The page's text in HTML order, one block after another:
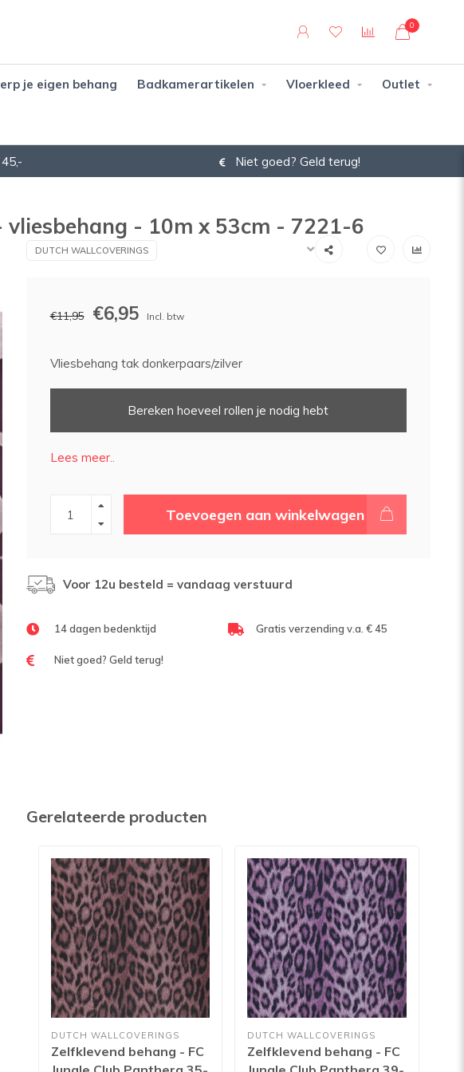
0
je eigen behang Badkamerartikelen Vloerkleed Outlet
Niet goed? Geld terug!
- 10m x 53cm - 7221-6
DUTCH WALLCOVERINGS
€11,95 €6,95 Incl. btw
Vliesbehang tak donkerpaars/zilver
Bereken hoeveel rollen je nodig hebt
Lees meer..
Toevoegen aan winkelwagen
Voor 12u besteld = vandaag verstuurd
14 dagen bedenktijd Gratis verzending v.a. € 45
Niet goed? Geld terug!
Gerelateerde producten
DUTCH WALLCOVERINGS
Zelfklevend behang - FC
DUTCH WALLCOVERINGS
Zelfklevend behang - FC